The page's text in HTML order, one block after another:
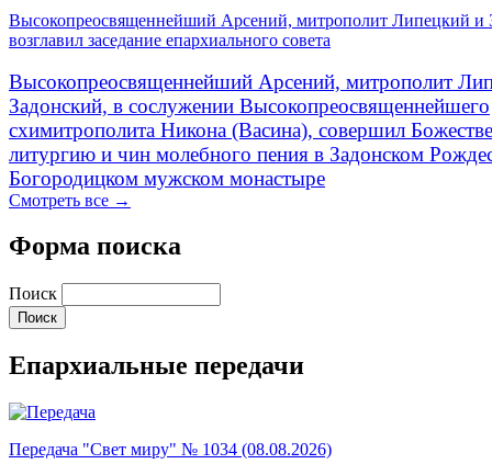
Высокопреосвященнейший Арсений, митрополит Липецкий и
возглавил заседание епархиального совета
Высокопреосвященнейший Арсений, митрополит
Задонский, в сослужении Высокопреосвященнейшего
схимитрополита Никона (Васина), совершил
литургию и чин молебного пения в Задонском
Богородицком мужском монастыре
Смотреть все →
Форма поиска
Поиск
Епархиальные передачи
Передача "Свет миру" № 1034 (08.08.2026)